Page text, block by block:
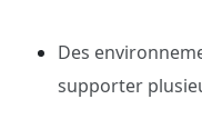
Des
supporter